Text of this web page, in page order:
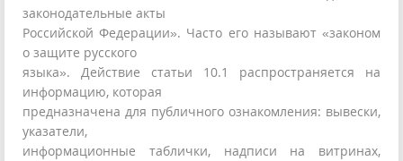
законодательные акты
Российской Федерации». Часто его называют «законом
о защите русского
языка». Действие статьи 10.1 распространяется на
информацию, которая
предназначена для публичного ознакомления: вывески,
указатели,
информационные таблички, надписи на витринах,